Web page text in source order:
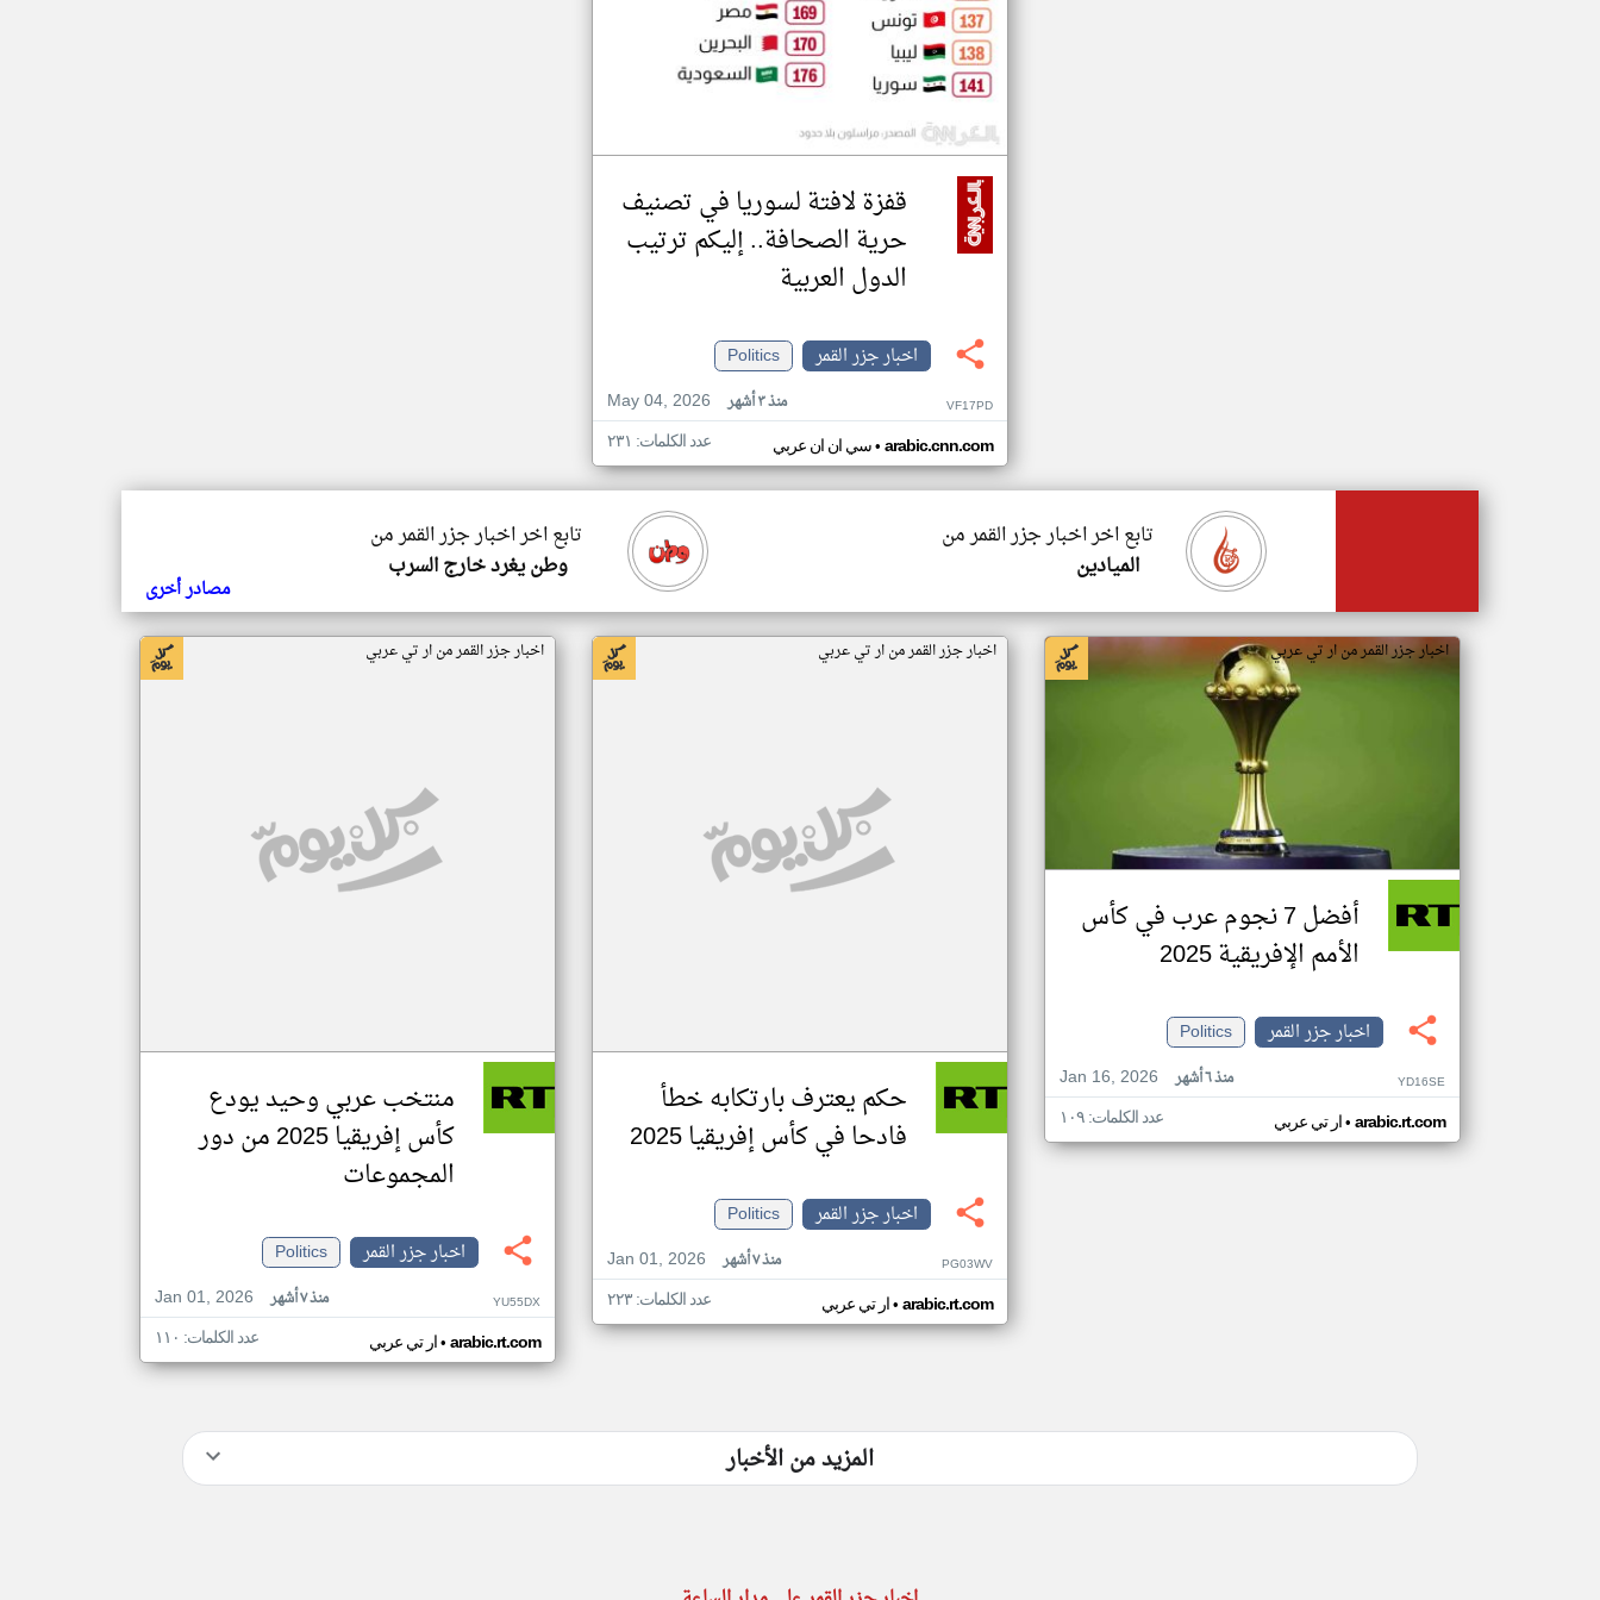
قفزة لافتة لسوريا في تصنيف
حرية الصحافة.. إليكم ترتيب
الدول العربية
اخبار جزر القمر
Politics
May 04, 2026
منذ ٣ أشهر VF17PD
سي ان ان عربي• arabic.cnn.com عدد الكلمات: ٢٣١
تابع اخر اخبار جزر القمر من
وطن يغرد خارج السرب
تابع اخر اخبار جزر القمر من
الميادين
مصادر أخرى
اخبار جزر القمر من ار تي عربي
أفضل 7 نجوم عرب في كأس
الأمم الإفريقية 2025
اخبار جزر القمر
Politics
Jan 16, 2026
منذ ٦ أشهر YD16SE
ار تي عربي• arabic.rt.com عدد الكلمات: ١٠٩
اخبار جزر القمر من ار تي عربي
حكم يعترف بارتكابه خطأ
فادحا في كأس إفريقيا 2025
اخبار جزر القمر
Politics
Jan 01, 2026
منذ ٧ أشهر PG03WV
ار تي عربي• arabic.rt.com عدد الكلمات: ٢٢٣
اخبار جزر القمر من ار تي عربي
منتخب عربي وحيد يودع
كأس إفريقيا 2025 من دور
المجموعات
اخبار جزر القمر
Politics
Jan 01, 2026
منذ ٧ أشهر YU55DX
ار تي عربي• arabic.rt.com عدد الكلمات: ١١٠
المزيد من الأخبار